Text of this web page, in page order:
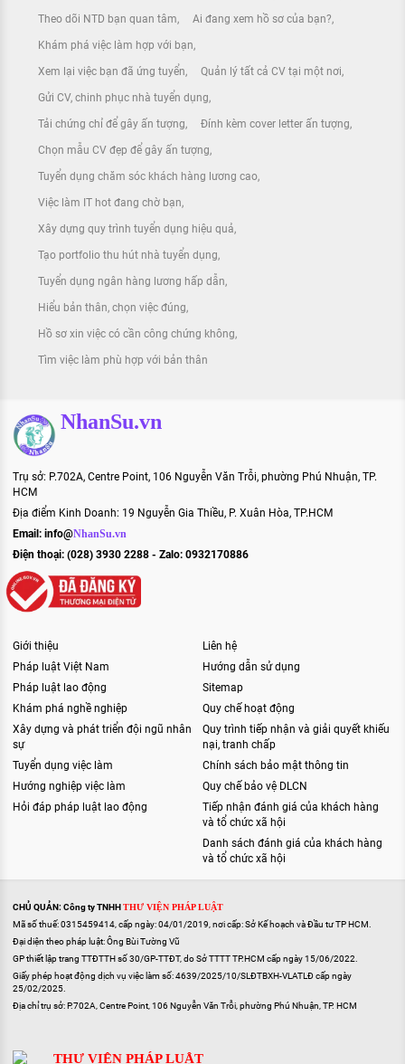
Theo dõi NTD bạn quan tâm Ai đang xem hồ sơ của bạn?
Khám phá việc làm hợp với bạn
Xem lại việc bạn đã ứng tuyển Quản lý tất cả CV tại một nơi
Gửi CV, chinh phục nhà tuyển dụng
Tải chứng chỉ để gây ấn tượng Đính kèm cover letter ấn tượng
Chọn mẫu CV đẹp để gây ấn tượng
Tuyển dụng chăm sóc khách hàng lương cao
Việc làm IT hot đang chờ bạn
Xây dựng quy trình tuyển dụng hiệu quả
Tạo portfolio thu hút nhà tuyển dụng
Tuyển dụng ngân hàng lương hấp dẫn
Hiểu bản thân, chọn việc đúng
Hồ sơ xin việc có cần công chứng không
Tìm việc làm phù hợp với bản thân
NhanSu.vn
Trụ sở: P.702A, Centre Point, 106 Nguyễn Văn Trỗi, phường Phú Nhuận, TP.
HCM
Địa điểm Kinh Doanh: 19 Nguyễn Gia Thiều, P. Xuân Hòa, TP.HCM
Email: info@NhanSu.vn
Điện thoại: (028) 3930 2288 - Zalo: 0932170886
Giới thiệu
Pháp luật Việt Nam
Pháp luật lao động
Khám phá nghề nghiệp
Xây dựng và phát triển đội ngũ nhân
sự
Tuyển dụng việc làm
Hướng nghiệp việc làm
Hỏi đáp pháp luật lao động
Liên hệ
Hướng dẫn sử dụng
Sitemap
Quy chế hoạt động
Quy trình tiếp nhận và giải quyết khiếu
nại, tranh chấp
Chính sách bảo mật thông tin
Quy chế bảo vệ DLCN
Tiếp nhận đánh giá của khách hàng
và tổ chức xã hội
Danh sách đánh giá của khách hàng
và tổ chức xã hội
CHỦ QUẢN: Công ty TNHHTHƯ VIỆN PHÁP LUẬT
Mã số thuế: 0315459414, cấp ngày: 04/01/2019, nơi cấp: Sở Kế hoạch và Đầu tư TP HCM.
Đại diện theo pháp luật: Ông Bùi Tường Vũ
GP thiết lập trang TTĐTTH số 30/GP-TTĐT, do Sở TTTT TP.HCM cấp ngày 15/06/2022.
Giấy phép hoạt động dịch vụ việc làm số: 4639/2025/10/SLĐTBXH-VLATLĐ cấp ngày
25/02/2025.
Địa chỉ trụ sở: P.702A, Centre Point, 106 Nguyễn Văn Trỗi, phường Phú Nhuận, TP. HCM
THƯ VIỆN PHÁP LUẬT